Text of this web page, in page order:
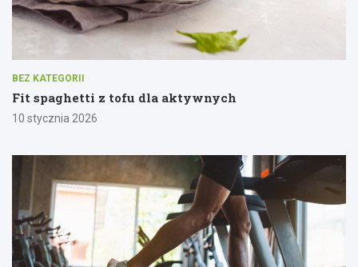
BEZ KATEGORII
Fit spaghetti z tofu dla aktywnych
10 stycznia 2026